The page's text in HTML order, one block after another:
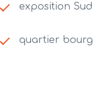
exposition Sud
quartier bourg